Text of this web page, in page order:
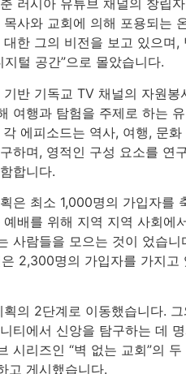
러시아 유튜브 채널의 창립
사와 교회에 의해 포용되는
한 그의 비전을 보고 있으며,
털 공간”으로 몰았습니다.
반 기독교 TV 채널의 자원봉
여행과 탐험을 주제로 하는
에피소드는 역사, 여행, 문화
하며, 영적인 구성 요소를 연
합니다.
은 최소 1,000명의 가입자를
배를 위해 지역 지역 사회에
사람들을 모으는 것이 었습니
2,300명의 가입자를 가지고
의 2단계로 이동했습니다.
티에서 신앙을 탐구하는 데
시리즈인 “벽 없는 교회”의 두
고 게시했습니다.